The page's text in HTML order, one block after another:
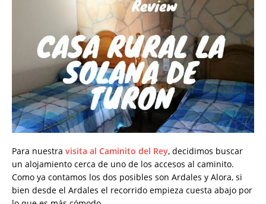
Para nuestra visita al Caminito del Rey, decidimos buscar
un alojamiento cerca de uno de los accesos al caminito.
Como ya contamos los dos posibles son Ardales y Alora, si
bien desde el Ardales el recorrido empieza cuesta abajo por